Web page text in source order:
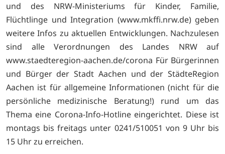
und des NRW-Ministeriums für Kinder, Familie,
Flüchtlinge und Integration (www.mkffi.nrw.de) geben
weitere Infos zu aktuellen Entwicklungen. Nachzulesen
sind alle Verordnungen des Landes NRW auf
www.staedteregion-aachen.de/corona Für Bürgerinnen
und Bürger der Stadt Aachen und der StädteRegion
Aachen ist für allgemeine Informationen (nicht für die
persönliche medizinische Beratung!) rund um das
Thema eine Corona-Info-Hotline eingerichtet. Diese ist
montags bis freitags unter 0241/510051 von 9 Uhr bis
15 Uhr zu erreichen.